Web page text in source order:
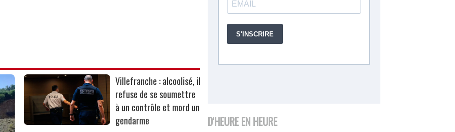
Villefranche : alcoolisé, il
refuse de se soumettre
à un contrôle et mord un
gendarme
D'HEURE EN HEURE